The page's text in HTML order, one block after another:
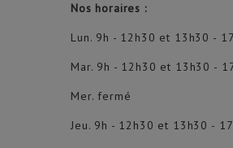
Nos horaires :
Lun. 9h - 12h30 et 13h30 -
Mar. 9h - 12h30 et 13h30 -
Mer. fermé
Jeu. 9h - 12h30 et 13h30 -